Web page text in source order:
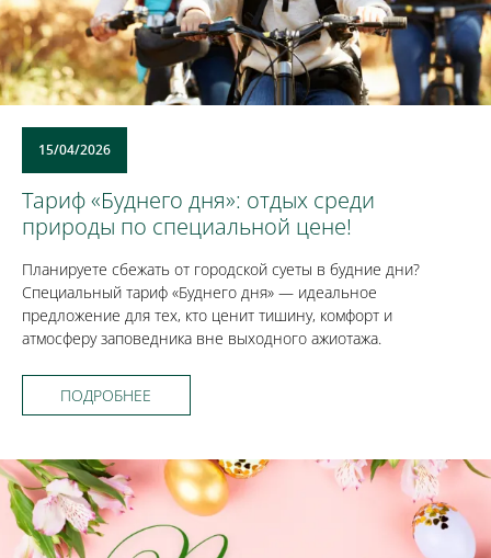
15/04/2026
Тариф «Буднего дня»: отдых среди
природы по специальной цене!
Планируете сбежать от городской суеты в будние дни?
Специальный тариф «Буднего дня» — идеальное
предложение для тех, кто ценит тишину, комфорт и
атмосферу заповедника вне выходного ажиотажа.
ПОДРОБНЕЕ